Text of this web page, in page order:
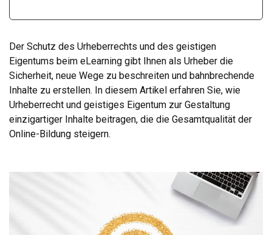
Der Schutz des Urheberrechts und des geistigen
Eigentums beim eLearning gibt Ihnen als Urheber die
Sicherheit, neue Wege zu beschreiten und bahnbrechende
Inhalte zu erstellen. In diesem Artikel erfahren Sie, wie
Urheberrecht und geistiges Eigentum zur Gestaltung
einzigartiger Inhalte beitragen, die die Gesamtqualität der
Online-Bildung steigern.